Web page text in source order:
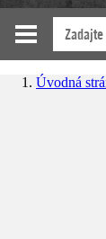
Úvodná